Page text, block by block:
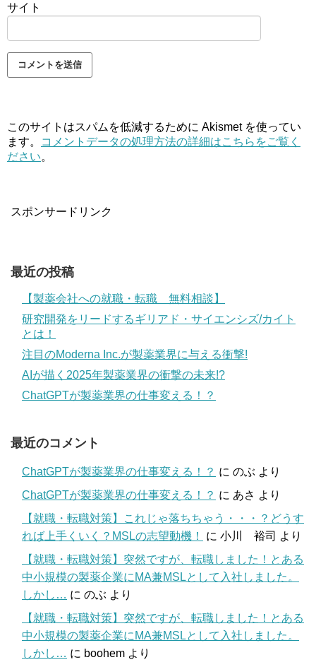
サイト
このサイトはスパムを低減するために Akismet を使ってい
ます。
コメントデータの処理方法の詳細はこちらをご覧く
ださい。
スポンサードリンク
最近の投稿
【製薬会社への就職・転職 無料相談】
研究開発をリードするギリアド・サイエンシズ/カイト
とは！
注目のModerna Inc.が製薬業界に与える衝撃!
AIが描く2025年製薬業界の衝撃の未来!?
ChatGPTが製薬業界の仕事変える！？
最近のコメント
ChatGPTが製薬業界の仕事変える！？ に のぶ より
ChatGPTが製薬業界の仕事変える！？ に あさ より
【就職・転職対策】これじゃ落ちちゃう・・・？どうす
れば上手くいく？MSLの志望動機！
に 小川 裕司 より
【就職・転職対策】突然ですが、転職しました！とある
中小規模の製薬企業にMA兼MSLとして入社しました。
しかし… に のぶ より
【就職・転職対策】突然ですが、転職しました！とある
中小規模の製薬企業にMA兼MSLとして入社しました。
しかし… に boohem より